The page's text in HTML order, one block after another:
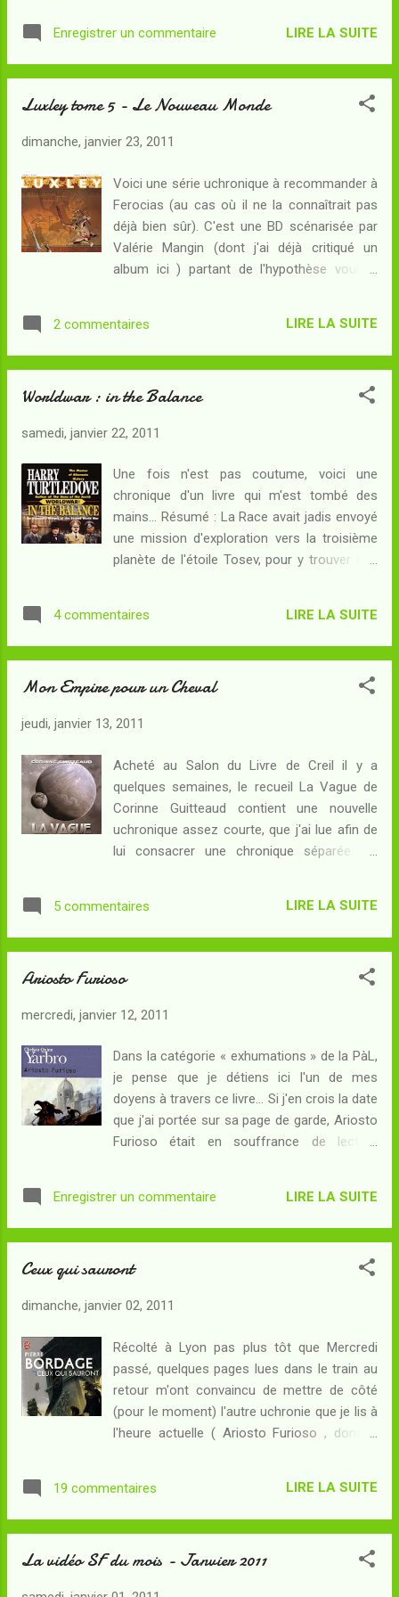
poisson, à mon sens. Kenningar (Jean-
clan d'Izumo, les premiers occupants du
Japon. Selon la légende, la divinité tutélaire
du clan de Yamato - fondateur du Japon
Soleil. Or, la tradition populaire japonaise veut
faisant aussitôt le lien avec de précédents
indices. Iriya va cependant devoir laisser sa
piste japonaise de côté afin d'aller prêter
main-forte à Yuli et Demer qui, à Budapest,
vont croiser de nouveau la route des sbires
tueur as du couteau déjà rencontré en
Enregistrer un commentaire LIRE LA SUITE
Luxley tome 5 - Le Nouveau Monde
dimanche, janvier 23, 2011
Voici une série uchronique à recommander à
Ferocias (au cas où il ne la connaîtrait pas
déjà bien sûr). C'est une BD scénarisée par
Valérie Mangin (dont j'ai déjà critiqué un
album ici ) partant de l'hypothèse voulant
armada venue du Nouveau Monde... En effet,
l'Inca, unificateur du continent américain,
civilisations précolombiennes seraient
d'entreprendre une véritable guerre
Robin Luxley (le Robin des bois de notre
Histoire à nous), mage le plus puissant
d'Occident, a été capturé par la princesse-
sorcière Cusi qui l'emmène vers le Nouveau
Monde à bord de sa nef volante afin de le
pouvoirs de double-vue de Robin s'amplifient
2 commentaires LIRE LA SUITE
Worldwar : in the Balance
samedi, janvier 22, 2011
Une fois n'est pas coutume, voici une
chronique d'un livre qui m'est tombé des
mains... Résumé : La Race avait jadis envoyé
une mission d'exploration vers la troisième
planète de l'étoile Tosev, pour y trouver une
technologie militaire n'était autre que des
guerriers en armure chevauchant des
reptiloïde affectionnant les mondes arides
permanente, l'empereur avait choisi Tosev-3
Race n'avait-elle pas déjà conquis deux
autres mondes inférieurs dans un passé
reculé ? Si bien qu'un peu moins de mille
années locales plus tard, une flotte
d'invasion arrivait dans la banlieue de Tosev-
des armes nucléaires) pour écraser une
4 commentaires LIRE LA SUITE
Mon Empire pour un Cheval
jeudi, janvier 13, 2011
Acheté au Salon du Livre de Creil il y a
quelques semaines, le recueil La Vague de
Corinne Guitteaud contient une nouvelle
uchronique assez courte, que j'ai lue afin de
lui consacrer une chronique séparée. Je
qu'un seul article pour l'ensemble du recueil.
Résumé : En l'an -10.000 et quelques avant
Kamtchatka ont traversé le détroit de
tragiques difficultés du voyage ne les
pas encore appelé "Amérique" avec un
troupeau reproducteur de cet animal que nul
là-bas n'a encore vu : le cheval... En 1492,
Christophe Colomb aborde les côtes des
Caraïbes et découvre, comme il s'y attend,
Mais au lieu d'être celui du Grand Khan ainsi
5 commentaires LIRE LA SUITE
Ariosto Furioso
mercredi, janvier 12, 2011
Dans la catégorie « exhumations » de la PàL,
je pense que je détiens ici l'un de mes
doyens à travers ce livre... Si j'en crois la date
que j'ai portée sur sa page de garde, Ariosto
Furioso était en souffrance de lecture
dater mes livres. Résumé : En 1533, l'Italie a
réalisé une bien précaire unité, sous la
Savonarole et ses partisans, exilés en
religions qui opposent catholiques et
l'Eglise. L'Angleterre et la France ont les
mains liées : l'Italia Federata est jeune et
fragile, mais les navigateurs gênois ont,
sous sa houlette, commencé la conquête du
Nouveau Monde... Lodovico Ariosto, le
ses seuls soutiens dans la ville de Florence
Enregistrer un commentaire LIRE LA SUITE
Ceux qui sauront
dimanche, janvier 02, 2011
Récolté à Lyon pas plus tôt que Mercredi
passé, quelques pages lues dans le train au
retour m'ont convaincu de mettre de côté
(pour le moment) l'autre uchronie que je lis à
l'heure actuelle ( Ariosto Furioso , dont je
Pierre Bordage ... Résumé : En 1882, le parti
de l'Ordre a renversé la Troisième République
l'instruction pour l'ensemble des classes
19 commentaires LIRE LA SUITE
La vidéo SF du mois - Janvier 2011